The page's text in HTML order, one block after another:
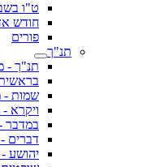
ט"ו
חודש
פורים
תנ"ך
תנ"ך -
שמות -
ויקרא
במדבר
דברים
יהושע